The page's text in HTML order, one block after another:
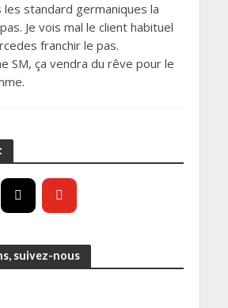
les standard germaniques la
Je vois mal le client habituel
franchir le pas.
SM, ça vendra du rêve pour le
suivez-nous